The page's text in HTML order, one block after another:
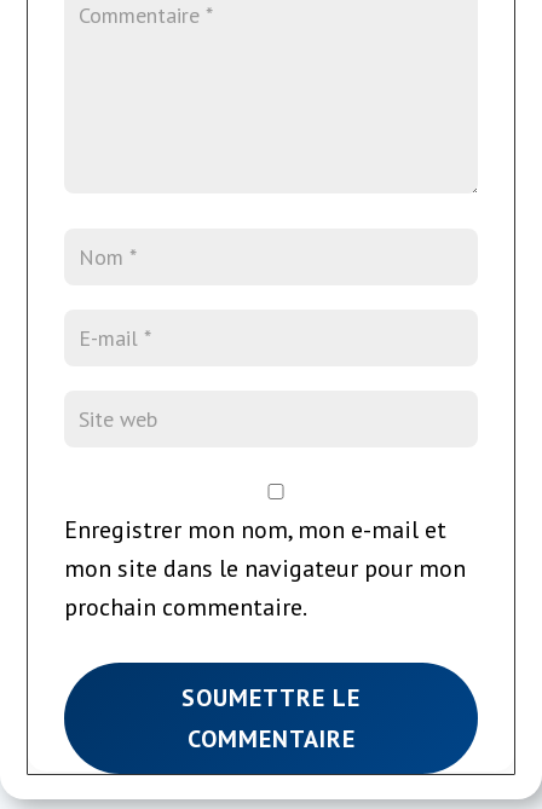
Enregistrer mon nom, mon e-mail et
mon site dans le navigateur pour mon
prochain commentaire.
SOUMETTRE LE
COMMENTAIRE